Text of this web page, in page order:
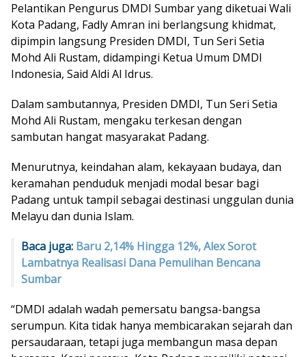
Pelantikan Pengurus DMDI Sumbar yang diketuai Wali
Kota Padang, Fadly Amran ini berlangsung khidmat,
dipimpin langsung Presiden DMDI, Tun Seri Setia
Mohd Ali Rustam, didampingi Ketua Umum DMDI
Indonesia, Said Aldi Al Idrus.
Dalam sambutannya, Presiden DMDI, Tun Seri Setia
Mohd Ali Rustam, mengaku terkesan dengan
sambutan hangat masyarakat Padang.
Menurutnya, keindahan alam, kekayaan budaya, dan
keramahan penduduk menjadi modal besar bagi
Padang untuk tampil sebagai destinasi unggulan dunia
Melayu dan dunia Islam.
Baca juga: Baru 2,14% Hingga 12%, Alex Sorot
Lambatnya Realisasi Dana Pemulihan Bencana
Sumbar
“DMDI adalah wadah pemersatu bangsa-bangsa
serumpun. Kita tidak hanya membicarakan sejarah dan
persaudaraan, tetapi juga membangun masa depan